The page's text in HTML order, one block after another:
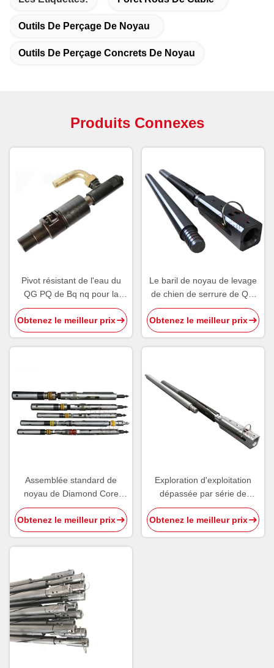
Outils De Perçage De Noyau
Outils De Perçage Concrets De Noyau
Produits Connexes
Pivot résistant de l'eau du
QG PQ de Bq nq pour la
plate-forme de forage
Obtenez le meilleur prix
Le baril de noyau de levage
de chien de serrure de QG
Pq Ezy d'Aq Bq nq a
dépassé
Obtenez le meilleur prix
Assemblée standard de
noyau de Diamond Core
Drilling Tools Overshot de
câble d'Aq
Obtenez le meilleur prix
Exploration d'exploitation
dépassée par série de
Diamond Core Drilling Tools
For d'Assemblée de Q
Obtenez le meilleur prix